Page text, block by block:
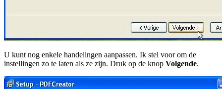
U kunt nog enkele handelingen aanpassen. Ik stel voor om de
instellingen zo te laten als ze zijn. Druk op de knop Volgende.